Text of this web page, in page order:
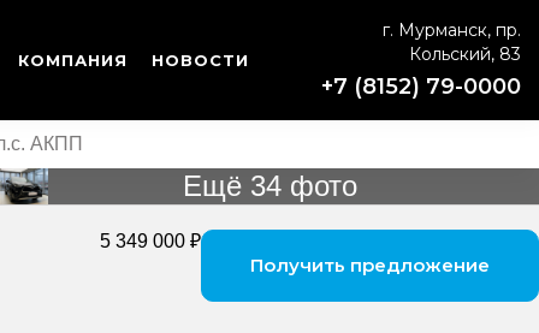
КОМПАНИЯ НОВОСТИ
г. Мурманск, пр.
Кольский, 83
+7 (8152) 79-0000
АКПП
Ещё 34 фото
5 349 000 ₽
Получить предложение